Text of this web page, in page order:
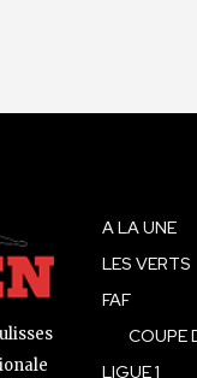
A LA UNE
LES VERTS
FAF
COUPE
LIGUE 1